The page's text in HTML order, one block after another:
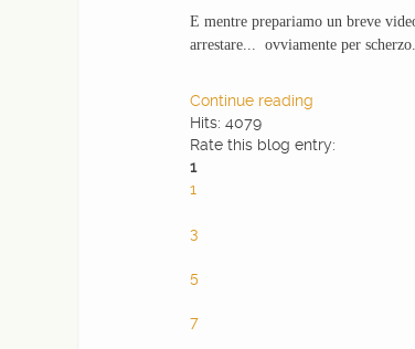
E mentre prepariamo un breve
arrestare... ovviamente per
Continue reading
Hits: 4079
Rate this blog entry:
1
1
3
5
7